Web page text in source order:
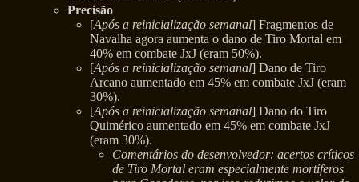
Precisão
[Após a reinicialização semanal] Fragmentos de
Navalha agora aumenta o dano de Tiro Mortal em
40% em combate JxJ (eram 50%).
[Após a reinicialização semanal] Dano de Tiro
Arcano aumentado em 45% em combate JxJ (eram
30%).
[Após a reinicialização semanal] Dano do Tiro
Quimérico aumentado em 45% em combate JxJ
(eram 30%).
Comentários do desenvolvedor: acertos críticos
de Tiro Mortal eram especialmente mortíferos